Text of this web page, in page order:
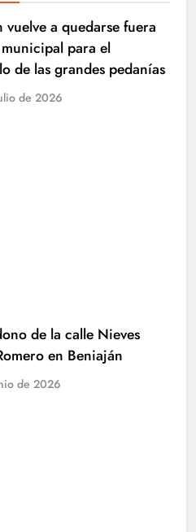
vuelve a quedarse fuera
para el
de las grandes pedanías
de 2026
de la calle Nieves
en Beniaján
de 2026